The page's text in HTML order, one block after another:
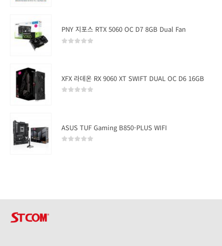
PNY 지포스 RTX 5060 OC D7 8GB Dual Fan
XFX 라데온 RX 9060 XT SWIFT DUAL OC D6 16GB
ASUS TUF Gaming B850-PLUS WIFI